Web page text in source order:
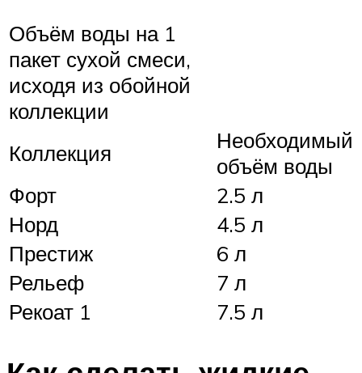
Объём воды на 1
пакет сухой смеси,
исходя из обойной
коллекции
Коллекция
Необходимый
объём воды
Форт
2.5 л
Норд
4.5 л
Престиж
6 л
Рельеф
7 л
Рекоат 1
7.5 л